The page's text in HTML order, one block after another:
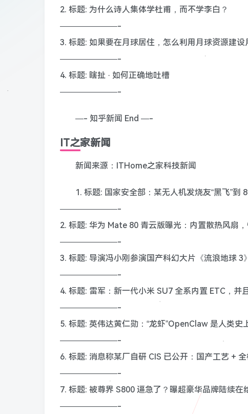
2. 标题: 为什么诗人集体学杜甫，而不学李白？
———————-
3. 标题: 如果要在月球居住，怎么利用月球资源建
———————-
4. 标题: 瞎扯 · 如何正确地吐槽
———————-
—- 知乎新闻 End —-
IT之家新闻
新闻来源：ITHome之家科技新闻
1. 标题: 国家安全部：某无人机发烧友“黑飞”
———————-
2. 标题: 华为 Mate 80 青云版曝光：内置散热风扇
———————-
3. 标题: 导演冯小刚参演国产科幻大片《流浪地球 3
———————-
4. 标题: 雷军：新一代小米 SU7 全系内置 ETC，并
———————-
5. 标题: 英伟达黄仁勋：“龙虾”OpenClaw 是人类
———————-
6. 标题: 消息称某厂自研 CIS 已公开：国产工艺 +
———————-
7. 标题: 被尊界 S800 逼急了？曝超豪华品牌陆续
———————-